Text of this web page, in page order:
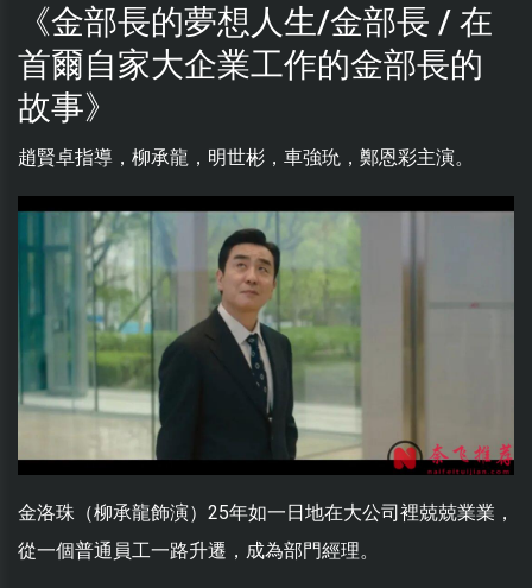
《金部長的夢想人生/金部長 / 在
首爾自家大企業工作的金部長的
故事》
趙賢卓指導，柳承龍，明世彬，車強玧，鄭恩彩主演。
金洛珠（柳承龍飾演）25年如一日地在大公司裡兢兢業業，
從一個普通員工一路升遷，成為部門經理。